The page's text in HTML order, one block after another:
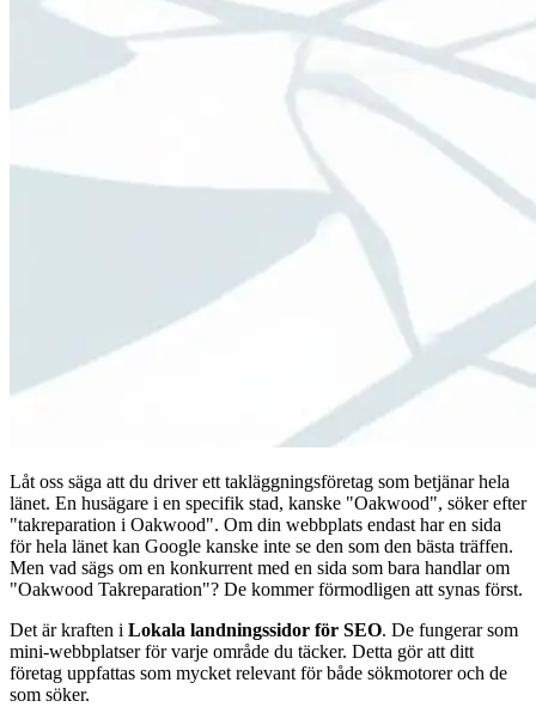
Låt oss säga att du driver ett takläggningsföretag som betjänar hela
länet. En husägare i en specifik stad, kanske "Oakwood", söker efter
"takreparation i Oakwood". Om din webbplats endast har en sida
för hela länet kan Google kanske inte se den som den bästa träffen.
Men vad sägs om en konkurrent med en sida som bara handlar om
"Oakwood Takreparation"? De kommer förmodligen att synas först.
Det är kraften i Lokala landningssidor för SEO. De fungerar som
mini-webbplatser för varje område du täcker. Detta gör att ditt
företag uppfattas som mycket relevant för både sökmotorer och de
som söker.